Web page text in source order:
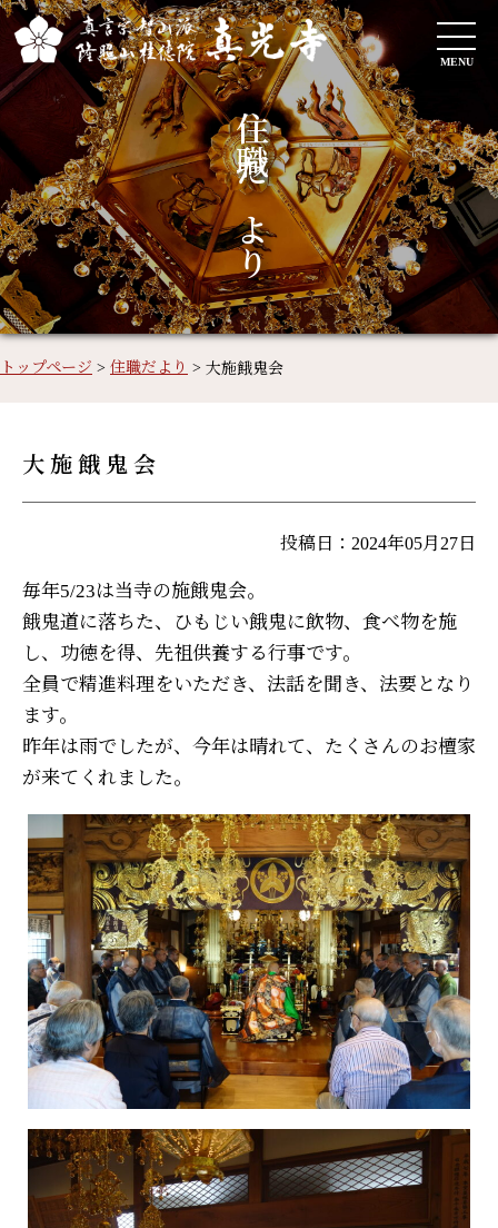
MENU
住職だより
トップページ > 住職だより > 大施餓鬼会
大施餓鬼会
投稿日：2024年05月27日
毎年5/23は当寺の施餓鬼会。
餓鬼道に落ちた、ひもじい餓鬼に飲物、食べ物を施
し、功徳を得、先祖供養する行事です。
全員で精進料理をいただき、法話を聞き、法要となり
ます。
昨年は雨でしたが、今年は晴れて、たくさんのお檀家
が来てくれました。